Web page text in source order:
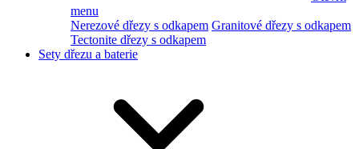
menu
Nerezové dřezy s odkapem Granitové dřezy s odkapem
Tectonite dřezy s odkapem
Sety dřezu a baterie